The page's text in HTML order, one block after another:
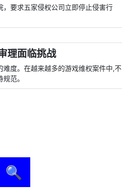
要求五家侵权公司立即停止侵害行
理面临挑战
度。在越来越多的游戏维权案件中,不
范。
🔍